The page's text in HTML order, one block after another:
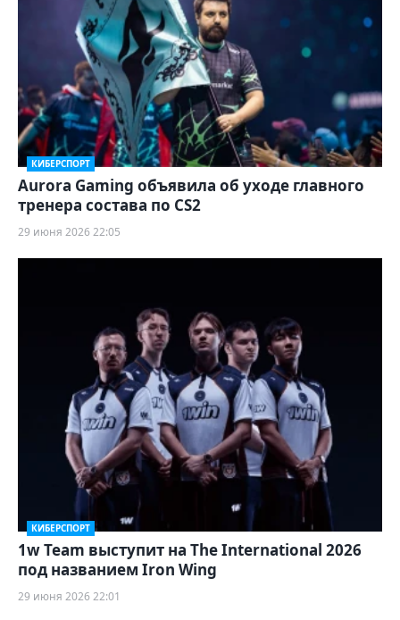
КИБЕРСПОРТ
Aurora Gaming объявила об уходе главного
тренера состава по CS2
29 июня 2026 22:05
КИБЕРСПОРТ
1w Team выступит на The International 2026
под названием Iron Wing
29 июня 2026 22:01